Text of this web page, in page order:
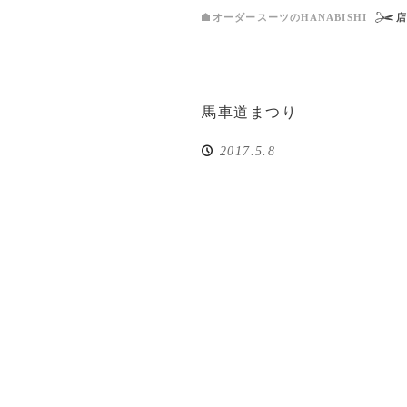
オーダースーツのHANABISHI
馬車道まつり
2017.5.8